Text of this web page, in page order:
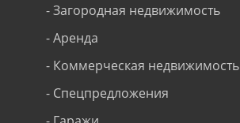
-Загородная недвижимость
-Аренда
- Коммерческая недвижимость
- Спецпредложения